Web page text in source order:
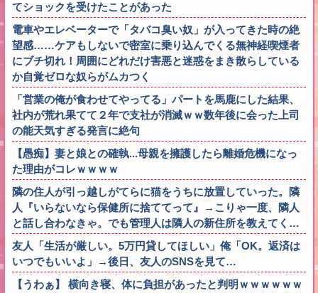
てショックを受けたことがあった
電車やエレベーターで「タバコ臭い奴」が入ってきた時の絶
望感……ケアもしないで密室に乗り込んでくる無神経喫煙者
にブチ切れ！周囲にどれだけ害悪と迷惑をまき散らしている
か自覚ゼロな奴らがムカつく
「営業の俺が食わせてやってる」パートを馬鹿にした結果、
社内が荒れ果てて２年で支社が消滅ｗｗ数年後に会った上司
の能天気すぎる発言に絶句
【愚痴】妻と娘との確執...母親を擁護したら離婚危機になっ
た理由がコレｗｗｗｗ
隣の住人が引っ越しがてらに猫をうちに放置していった。隣
人『いらないなら保健所に捨ててって』→こりゃ一度、隣人
と話し合わなきゃ。でも管理人は隣人の新住所を教えてく…
友人「生活が厳しい。5万円貸してほしい」俺「OK。返済は
いつでもいいよ」→後日、友人のSNSを見て…
【うわぁ】 横向き寝、体に負担があったと判明ｗｗｗｗｗｗ